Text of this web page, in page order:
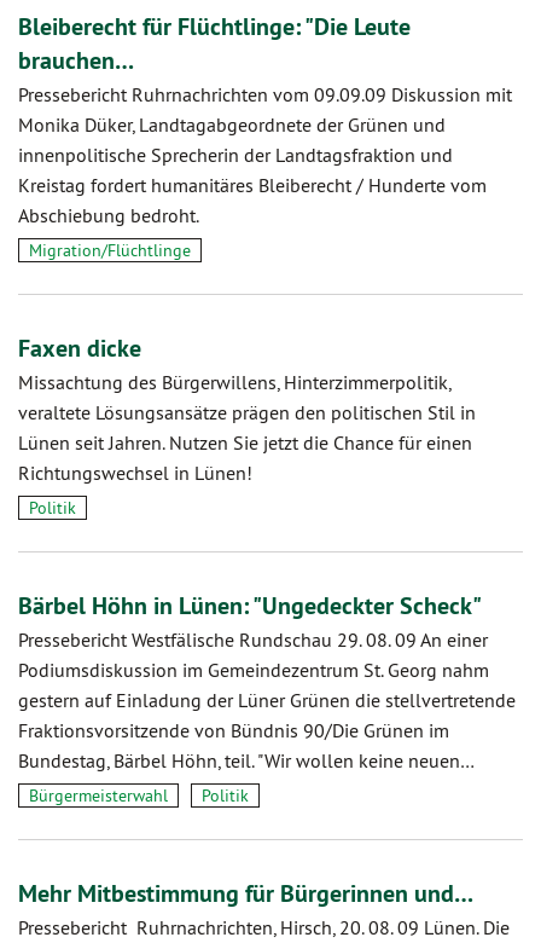
Bleiberecht für Flüchtlinge: "Die Leute
brauchen…
Pressebericht Ruhrnachrichten vom 09.09.09 Diskussion mit
Monika Düker, Landtagabgeordnete der Grünen und
innenpolitische Sprecherin der Landtagsfraktion und
Kreistag fordert humanitäres Bleiberecht / Hunderte vom
Abschiebung bedroht.
Migration/Flüchtlinge
Faxen dicke
Missachtung des Bürgerwillens, Hinterzimmerpolitik,
veraltete Lösungsansätze prägen den politischen Stil in
Lünen seit Jahren. Nutzen Sie jetzt die Chance für einen
Richtungswechsel in Lünen!
Politik
Bärbel Höhn in Lünen: "Ungedeckter Scheck"
Pressebericht Westfälische Rundschau 29. 08. 09 An einer
Podiumsdiskussion im Gemeindezentrum St. Georg nahm
gestern auf Einladung der Lüner Grünen die stellvertretende
Fraktionsvorsitzende von Bündnis 90/Die Grünen im
Bundestag, Bärbel Höhn, teil. "Wir wollen keine neuen…
Bürgermeisterwahl Politik
Mehr Mitbestimmung für Bürgerinnen und…
Pressebericht Ruhrnachrichten, Hirsch, 20. 08. 09 Lünen. Die